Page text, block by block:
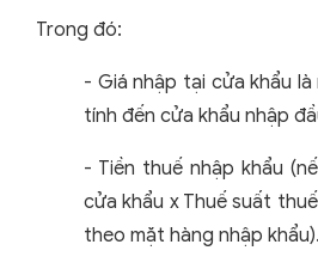
Trong đó:
- Giá nhập tại cửa khẩu
tính đến cửa khẩu nhập
- Tiền thuế nhập khẩu
cửa khẩu x Thuế suất
theo mặt hàng nhập khẩu).